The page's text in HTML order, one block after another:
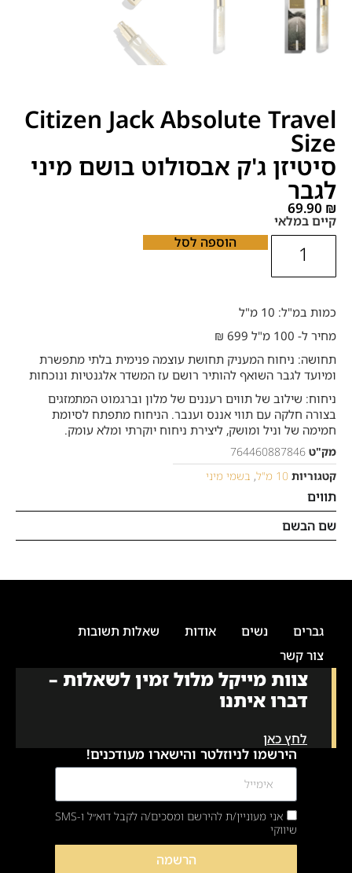
Citizen Jack Absolute Travel
Size
סיטיזן ג'ק אבסולוט בושם מיני
לגבר
69.90 ₪
קיים במלאי
הוספה לסל
כמות במ"ל: 10 מ"ל
מחיר ל- 100 מ"ל 699 ₪
תחושה: ניחוח המעניק תחושת עוצמה פנימית בלתי מתפשרת
ומיועד לגבר השואף להותיר רושם עז המשדר אלגנטיות ונוכחות
ניחוח: שילוב של תווים רעננים של מלון וברגמוט המתמזגים
בצורה חלקה עם תווי אננס וענבר. הניחוח מתפתח לסיומת
חמימה של וניל ומושק, ליצירת ניחוח יוקרתי ומלא עומק.
מק"ט 764460887846
קטגוריות 10 מ"ל , בשמי מיני
תווים
שם הבשם
גברים נשים אודות
שאלות תשובות
צור קשר
צוות מייקל מלול זמין לשאלות –
דברו איתנו
לחץ כאן
הירשמו לניוזלטר והישארו מעודכנים!
אני מעוניין/ת להירשם ומסכים/ה לקבל דוא״ל ו-SMS
שיווקי
הרשמה